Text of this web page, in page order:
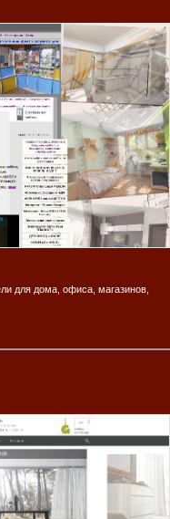
для дома, офиса, магазинов,